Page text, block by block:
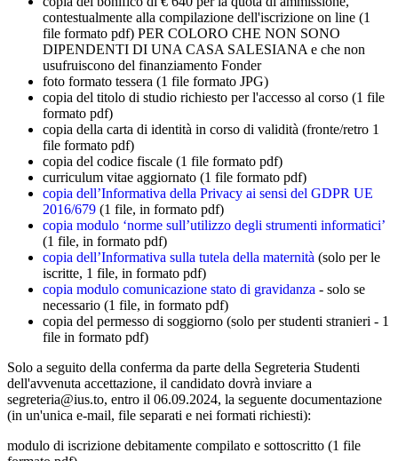
contestualmente alla compilazione dell'iscrizione on line (1
file formato pdf) PER COLORO CHE NON SONO
DIPENDENTI DI UNA CASA SALESIANA e che non
usufruiscono del finanziamento Fonder
foto formato tessera (1 file formato JPG)
copia del titolo di studio richiesto per l'accesso al corso (1 file
formato pdf)
copia della carta di identità in corso di validità (fronte/retro 1
file formato pdf)
copia del codice fiscale (1 file formato pdf)
curriculum vitae aggiornato (1 file formato pdf)
copia dell’Informativa della Privacy ai sensi del GDPR UE
2016/679 (1 file, in formato pdf)
copia modulo ‘norme sull’utilizzo degli strumenti informatici’
(1 file, in formato pdf)
copia dell’Informativa sulla tutela della maternità (solo per le
iscritte, 1 file, in formato pdf)
copia modulo comunicazione stato di gravidanza - solo se
necessario (1 file, in formato pdf)
copia del permesso di soggiorno (solo per studenti stranieri - 1
file in formato pdf)
Solo a seguito della conferma da parte della Segreteria Studenti
dell'avvenuta accettazione, il candidato dovrà inviare a
segreteria@ius.to, entro il 06.09.2024, la seguente documentazione
(in un'unica e-mail, file separati e nei formati richiesti):
modulo di iscrizione debitamente compilato e sottoscritto (1 file